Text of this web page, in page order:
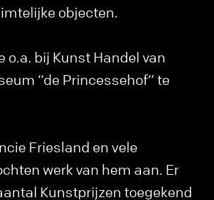
objecten.
o.a. bij Kunst Handel van
“de Princessehof“ te
Friesland en vele
werk van hem aan. Er
Kunstprijzen toegekend